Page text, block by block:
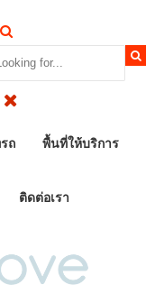
ถ พื้นที่ให้บริการ
ติดต่อเรา